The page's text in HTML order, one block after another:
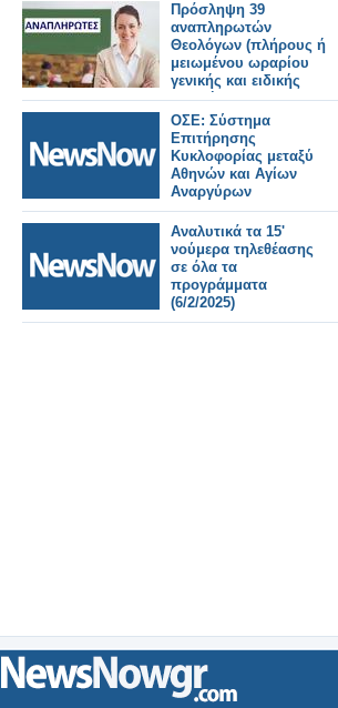
Πρόσληψη 39
αναπληρωτών
Θεολόγων (πλήρους ή
μειωμένου ωραρίου
γενικής και ειδικής
αγωγής)
ΟΣΕ: Σύστημα
Επιτήρησης
Κυκλοφορίας μεταξύ
Αθηνών και Αγίων
Αναργύρων
Αναλυτικά τα 15'
νούμερα τηλεθέασης
σε όλα τα
προγράμματα
(6/2/2025)